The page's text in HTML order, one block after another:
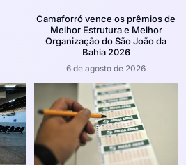
Camaforró vence os prêmios de
Melhor Estrutura e Melhor
Organização do São João da
Bahia 2026
6 de agosto de 2026